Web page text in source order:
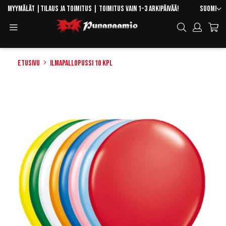
Skip
Content
Kieli
Suomi
Myymälät Tilaus ja toimitus | Toimitus vain 1-3 arkipäivää!
Hae
Etusivu Ilmapallopussi 10 kpl
images
gallery